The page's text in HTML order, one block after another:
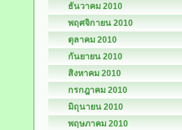
ธันวาคม 2010
พฤศจิกายน 2010
ตุลาคม 2010
กันยายน 2010
สิงหาคม 2010
กรกฎาคม 2010
มิถุนายน 2010
พฤษภาคม 2010